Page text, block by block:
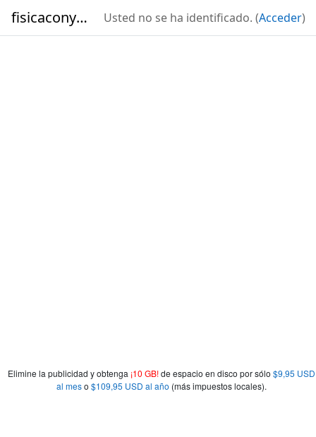
Elimine la publicidad y obtenga ¡10 GB!de espacio en disco por sólo $9,95 USD
al meso $109,95 USD al año (más impuestos locales).
fisicaconyirsen Usted no se ha identificado. (Acceder)